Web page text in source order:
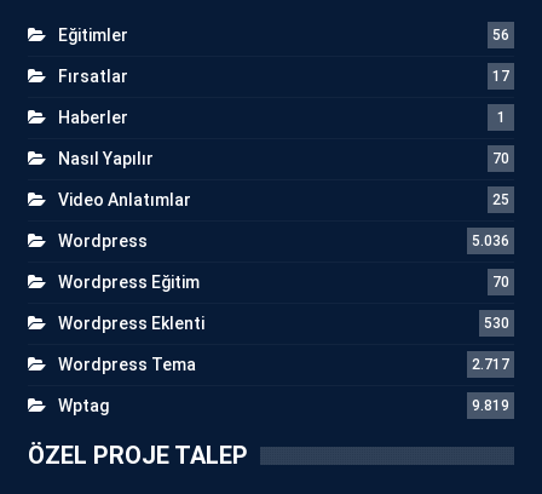
Eğitimler 56
Fırsatlar 17
Haberler 1
Nasıl Yapılır 70
Video Anlatımlar 25
Wordpress 5.036
Wordpress Eğitim 70
Wordpress Eklenti 530
Wordpress Tema 2.717
Wptag 9.819
ÖZEL PROJE TALEP